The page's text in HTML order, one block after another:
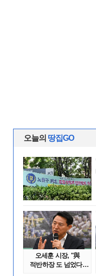
오늘의 땅집GO
오세훈 시장, "與
적반하장 도 넘었다"